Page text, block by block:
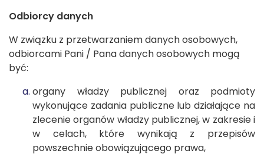
Odbiorcy danych
W związku z przetwarzaniem danych osobowych,
odbiorcami Pani / Pana danych osobowych mogą
być:
organy władzy publicznej oraz podmioty
wykonujące zadania publiczne lub działające na
zlecenie organów władzy publicznej, w zakresie i
w celach, które wynikają z przepisów
powszechnie obowiązującego prawa,